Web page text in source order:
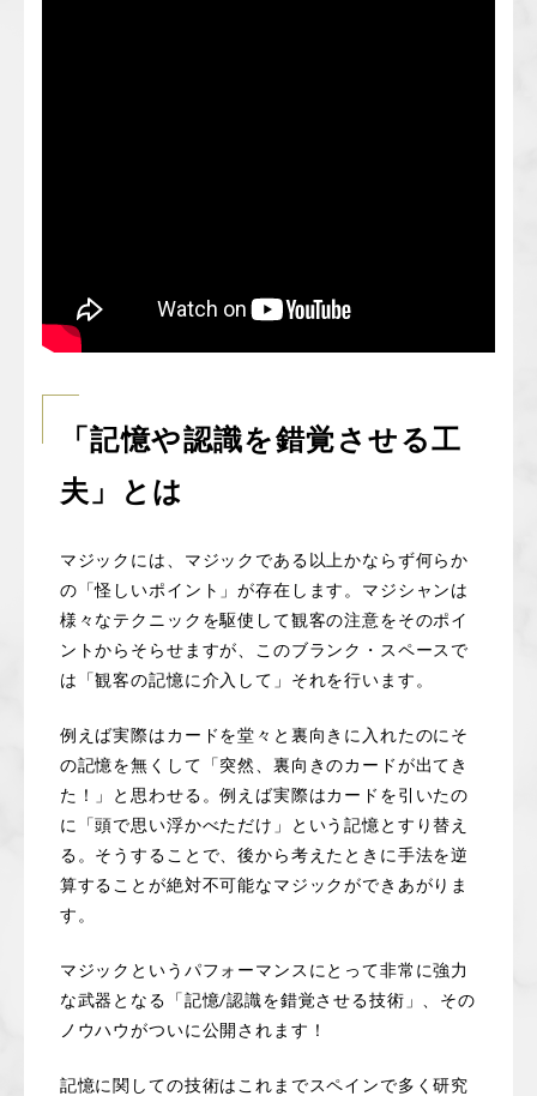
「記憶や認識を錯覚させる工
夫」とは
マジックには、マジックである以上かならず何らか
の「怪しいポイント」が存在します。マジシャンは
様々なテクニックを駆使して観客の注意をそのポイ
ントからそらせますが、このブランク・スペースで
は「観客の記憶に介入して」それを行います。
例えば実際はカードを堂々と裏向きに入れたのにそ
の記憶を無くして「突然、裏向きのカードが出てき
た！」と思わせる。例えば実際はカードを引いたの
に「頭で思い浮かべただけ」という記憶とすり替え
る。そうすることで、後から考えたときに手法を逆
算することが絶対不可能なマジックができあがりま
す。
マジックというパフォーマンスにとって非常に強力
な武器となる「記憶/認識を錯覚させる技術」、その
ノウハウがついに公開されます！
記憶に関しての技術はこれまでスペインで多く研究